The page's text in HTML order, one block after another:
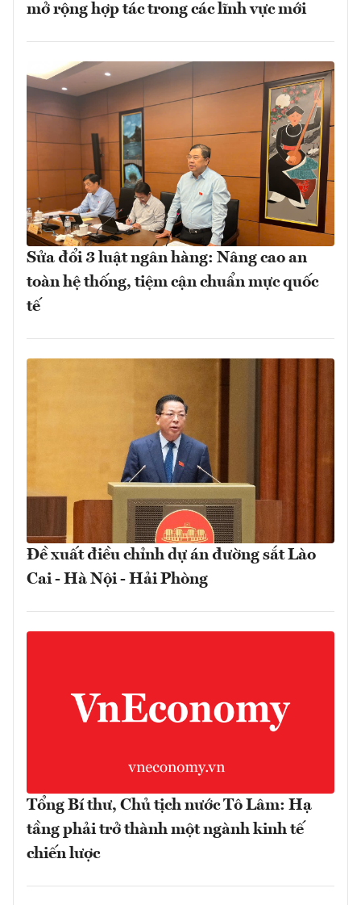
mở rộng hợp tác trong các lĩnh vực mới
Sửa đổi 3 luật ngân hàng: Nâng cao an
toàn hệ thống, tiệm cận chuẩn mực quốc
tế
Đề xuất điều chỉnh dự án đường sắt Lào
Cai - Hà Nội - Hải Phòng
Tổng Bí thư, Chủ tịch nước Tô Lâm: Hạ
tầng phải trở thành một ngành kinh tế
chiến lược